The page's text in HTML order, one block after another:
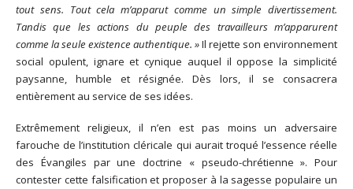
tout sens. Tout cela m’apparut comme un simple divertissement.
Tandis que les actions du peuple des travailleurs m’apparurent
comme la seule existence authentique. »Il rejette son environnement
social opulent, ignare et cynique auquel il oppose la simplicité
paysanne, humble et résignée. Dès lors, il se consacrera
entièrement au service de ses idées.
Extrêmement religieux, il n’en est pas moins un adversaire
farouche de l’institution cléricale qui aurait troqué l’essence réelle
des Évangiles par une doctrine « pseudo-chrétienne ». Pour
contester cette falsification et proposer à la sagesse populaire un